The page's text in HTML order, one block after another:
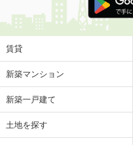
賃貸
新築マンション
新築一戸建て
土地を探す